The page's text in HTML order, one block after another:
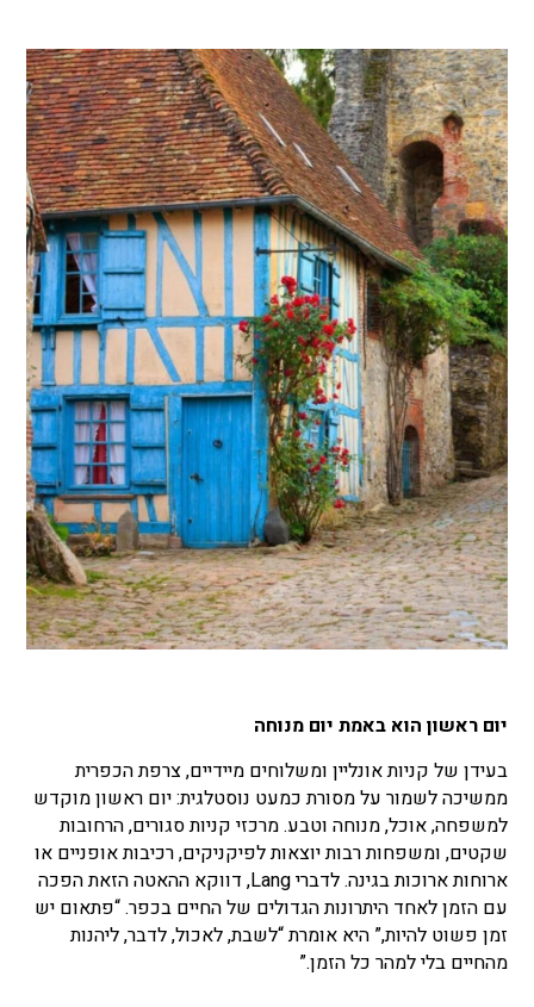
יום ראשון הוא באמת יום מנוחה
בעידן של קניות אונליין ומשלוחים מיידיים, צרפת הכפרית
ממשיכה לשמור על מסורת כמעט נוסטלגית: יום ראשון מוקדש
למשפחה, אוכל, מנוחה וטבע. מרכזי קניות סגורים, הרחובות
שקטים, ומשפחות רבות יוצאות לפיקניקים, רכיבות אופניים או
ארוחות ארוכות בגינה. לדברי Lang, דווקא ההאטה הזאת הפכה
עם הזמן לאחד היתרונות הגדולים של החיים בכפר. “פתאום יש
זמן פשוט להיות,” היא אומרת “לשבת, לאכול, לדבר, ליהנות
מהחיים בלי למהר כל הזמן.”